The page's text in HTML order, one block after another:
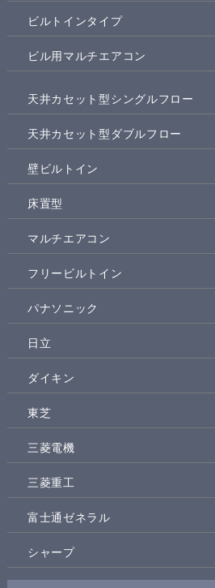
ビルトインタイプ
ビル用マルチエアコン
天井カセット型シングルフロー
天井カセット型ダブルフロー
壁ビルトイン
床置型
マルチエアコン
フリービルトイン
パナソニック
日立
ダイキン
東芝
三菱電機
三菱重工
富士通ゼネラル
シャープ